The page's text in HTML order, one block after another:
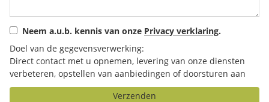
Neem a.u.b. kennis van onze Privacy verklaring.
Doel van de gegevensverwerking:
Direct contact met u opnemen, levering van onze diensten
verbeteren, opstellen van aanbiedingen of doorsturen aan
het door u geselecteerde bedrijf.
Verzenden